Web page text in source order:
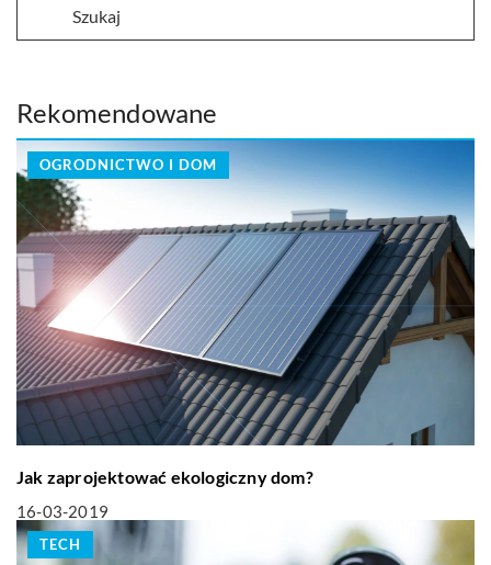
Rekomendowane
OGRODNICTWO I DOM
Jak zaprojektować ekologiczny dom?
16-03-2019
TECH